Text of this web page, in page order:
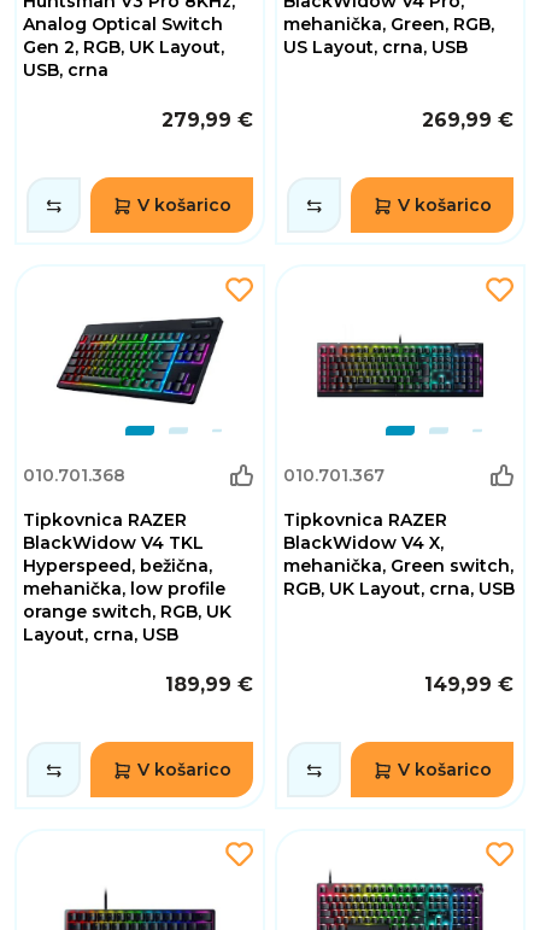
Analog Optical Switch
Gen 2, RGB, UK Layout,
USB, crna
279,99 €
V košarico
mehanička, Green, RGB,
US Layout, crna, USB
269,99 €
V košarico
010.701.368
Tipkovnica RAZER
BlackWidow V4 TKL
Hyperspeed, bežična,
mehanička, low profile
orange switch, RGB, UK
Layout, crna, USB
189,99 €
V košarico
010.701.367
Tipkovnica RAZER
BlackWidow V4 X,
mehanička, Green switch,
RGB, UK Layout, crna, USB
149,99 €
V košarico